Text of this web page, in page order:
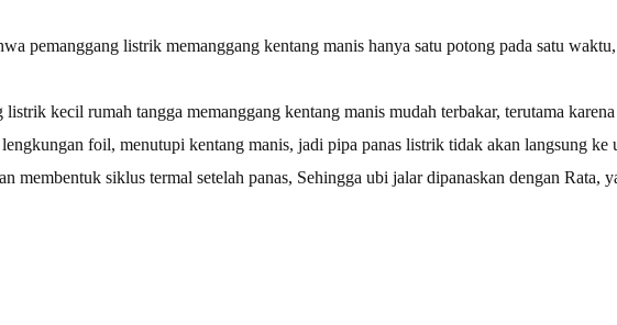
pemanggang listrik memanggang kentang manis hanya satu potong pada satu
listrik kecil rumah tangga memanggang kentang manis mudah terbakar, terutama
foil, menutupi kentang manis, jadi pipa panas listrik tidak akan langsung ke
membentuk siklus termal setelah panas, Sehingga ubi jalar dipanaskan dengan Rata,